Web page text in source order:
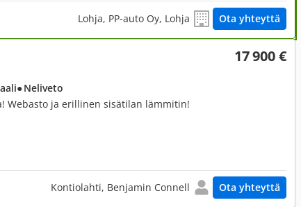
Lohja, PP-auto Oy, Lohja Ota yhteyttä
17 900 €
● Neliveto
Webasto ja erillinen sisätilan lämmitin!
Kontiolahti, Benjamin Connell Ota yhteyttä